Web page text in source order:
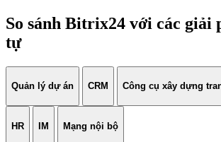
So sánh Bitrix24 với các giải
tự
Quản lý dự án CRM Công cụ xây dựng
HR IM Mạng nội bộ